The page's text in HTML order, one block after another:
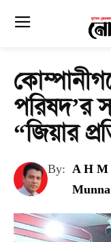
পরিষদ’র
“জিয়ার
By: A H M
Munna